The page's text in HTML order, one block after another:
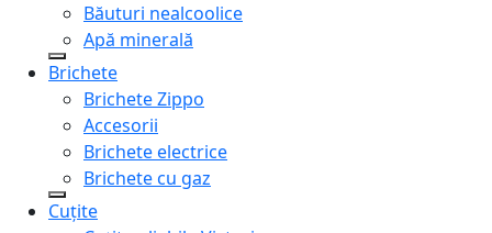
Băuturi nealcoolice
Apă minerală
Brichete
Brichete Zippo
Accesorii
Brichete electrice
Brichete cu gaz
Cuțite